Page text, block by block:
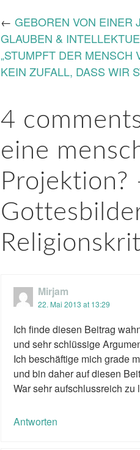
← GEBOREN VON EINER
GLAUBEN &
„STUMPFT DER MENSCH
KEIN ZUFALL, DASS WIR
4
eine
Projektion?
Mirjam
22. Mai 2013 at 13:29
Ich finde diesen Beitrag
und sehr schlüssige
Ich beschäftige mich grade
und bin daher auf diesen
War sehr aufschlussreich
Antworten